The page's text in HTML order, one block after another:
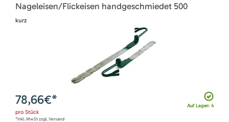
Nageleisen/Flickeisen handgeschmiedet 500
kurz
Auf Lager: 4
78,66€*
pro Stück
*inkl. MwSt zzgl. Versand